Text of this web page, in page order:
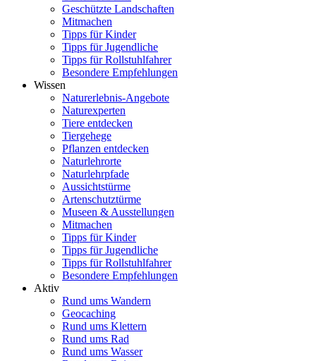
Geschützte Landschaften
Mitmachen
Tipps für Kinder
Tipps für Jugendliche
Tipps für Rollstuhlfahrer
Besondere Empfehlungen
Wissen
Naturerlebnis-Angebote
Naturexperten
Tiere entdecken
Tiergehege
Pflanzen entdecken
Naturlehrorte
Naturlehrpfade
Aussichtstürme
Artenschutztürme
Museen & Ausstellungen
Mitmachen
Tipps für Kinder
Tipps für Jugendliche
Tipps für Rollstuhlfahrer
Besondere Empfehlungen
Aktiv
Rund ums Wandern
Geocaching
Rund ums Klettern
Rund ums Rad
Rund ums Wasser